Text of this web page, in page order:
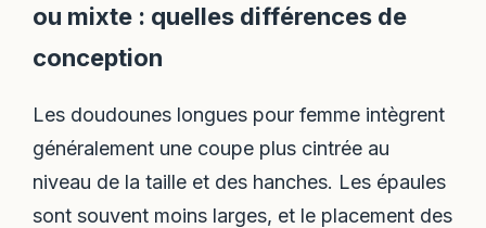
ou mixte : quelles différences de
conception
Les doudounes longues pour femme intègrent
généralement une coupe plus cintrée au
niveau de la taille et des hanches. Les épaules
sont souvent moins larges, et le placement des